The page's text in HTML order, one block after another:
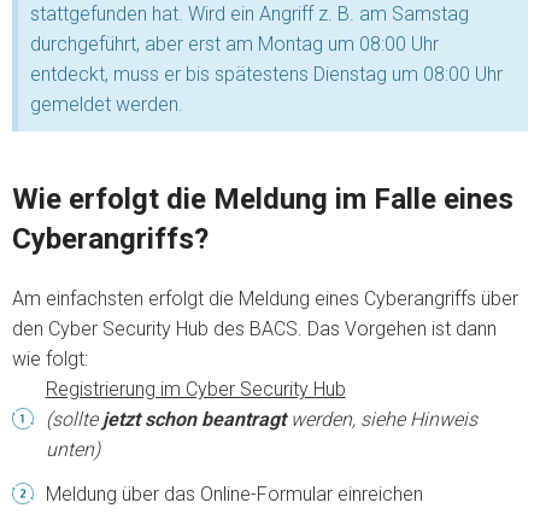
stattgefunden hat. Wird ein Angriff z. B. am Samstag
durchgeführt, aber erst am Montag um 08:00 Uhr
entdeckt, muss er bis spätestens Dienstag um 08:00 Uhr
gemeldet werden.
Wie erfolgt die Meldung im Falle eines
Cyberangriffs?
Am einfachsten erfolgt die Meldung eines Cyberangriffs über
den Cyber Security Hub des BACS. Das Vorgehen ist dann
wie folgt:
Registrierung im Cyber Security Hub
(sollte jetzt schon beantragtwerden, siehe Hinweis
unten)
Meldung über das Online-Formular einreichen